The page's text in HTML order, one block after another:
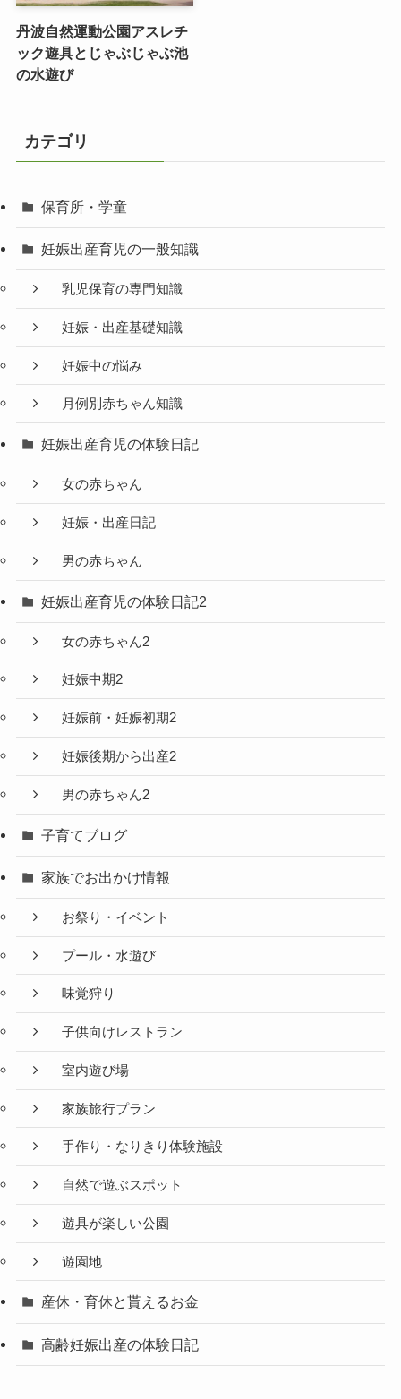
丹波自然運動公園アスレチ
ック遊具とじゃぶじゃぶ池
の水遊び
カテゴリ
保育所・学童
妊娠出産育児の一般知識
乳児保育の専門知識
妊娠・出産基礎知識
妊娠中の悩み
月例別赤ちゃん知識
妊娠出産育児の体験日記
女の赤ちゃん
妊娠・出産日記
男の赤ちゃん
妊娠出産育児の体験日記2
女の赤ちゃん2
妊娠中期2
妊娠前・妊娠初期2
妊娠後期から出産2
男の赤ちゃん2
子育てブログ
家族でお出かけ情報
お祭り・イベント
プール・水遊び
味覚狩り
子供向けレストラン
室内遊び場
家族旅行プラン
手作り・なりきり体験施設
自然で遊ぶスポット
遊具が楽しい公園
遊園地
産休・育休と貰えるお金
高齢妊娠出産の体験日記